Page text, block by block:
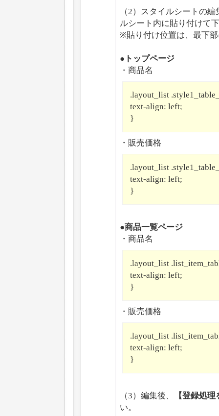
（2）スタイルシートの
ルシート内に貼り付けて
※貼り付け位置は、最下
●トップページ
・商品名
.layout_list
text-align: left;
}
・販売価格
.layout_list
text-align: left;
}
●商品一覧ページ
・商品名
.layout_list
text-align: left;
}
・販売価格
.layout_list
text-align: left;
}
（3）編集後、
【登録処
い。